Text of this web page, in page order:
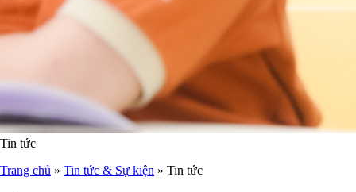
Tin tức
Trang chủ » Tin tức & Sự kiện » Tin tức